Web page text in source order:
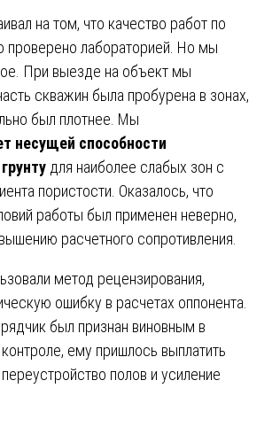
на том, что качество работ по
проверено лабораторией. Но мы
При выезде на объект мы
скважин была пробурена в зонах,
был плотнее. Мы
несущей способности
для наиболее слабых зон с
пористости. Оказалось, что
работы был применен неверно,
расчетного сопротивления.
метод рецензирования,
ошибку в расчетах оппонента.
был признан виновным в
ему пришлось выплатить
полов и усиление